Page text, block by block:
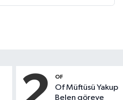
OF
Of Müftüsü Yakup
Belen göreve